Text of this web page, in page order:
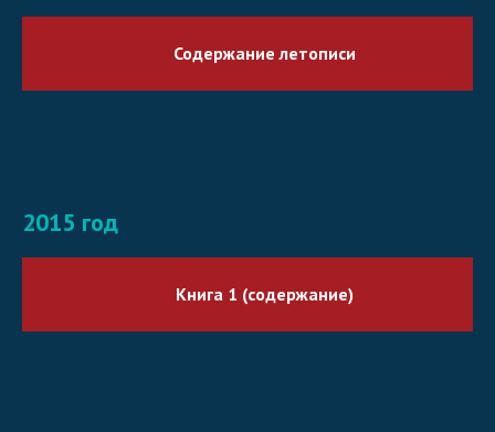
Содержание летописи
2015 год
Книга 1 (содержание)